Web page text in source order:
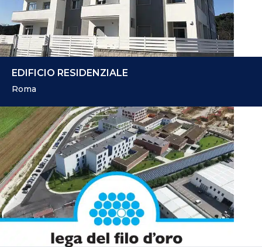
EDIFICIO RESIDENZIALE
Roma